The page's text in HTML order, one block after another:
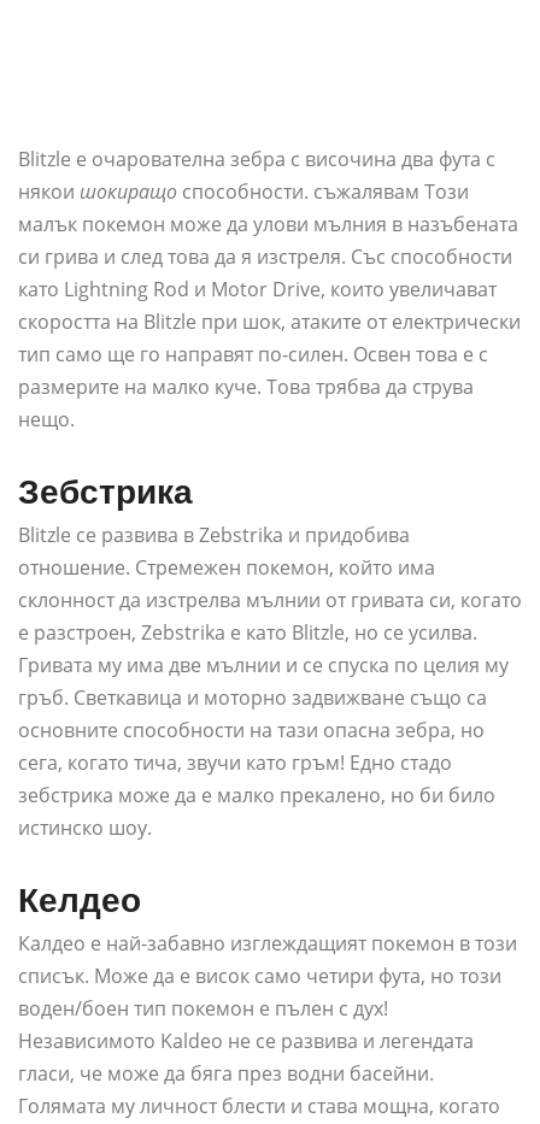
Blitzle е очарователна зебра с височина два фута с
някои шокиращо способности. съжалявам Този
малък покемон може да улови мълния в назъбената
си грива и след това да я изстреля. Със способности
като Lightning Rod и Motor Drive, които увеличават
скоростта на Blitzle при шок, атаките от електрически
тип само ще го направят по-силен. Освен това е с
размерите на малко куче. Това трябва да струва
нещо.
Зебстрика
Blitzle се развива в Zebstrika и придобива
отношение. Стремежен покемон, който има
склонност да изстрелва мълнии от гривата си, когато
е разстроен, Zebstrika е като Blitzle, но се усилва.
Гривата му има две мълнии и се спуска по целия му
гръб. Светкавица и моторно задвижване също са
основните способности на тази опасна зебра, но
сега, когато тича, звучи като гръм! Едно стадо
зебстрика може да е малко прекалено, но би било
истинско шоу.
Келдео
Калдео е най-забавно изглеждащият покемон в този
списък. Може да е висок само четири фута, но този
воден/боен тип покемон е пълен с дух!
Независимото Kaldeo не се развива и легендата
гласи, че може да бяга през водни басейни.
Голямата му личност блести и става мощна, когато